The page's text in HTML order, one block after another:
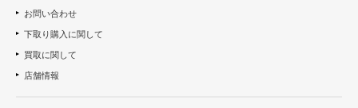
お問い合わせ
下取り購入に関して
買取に関して
店舗情報